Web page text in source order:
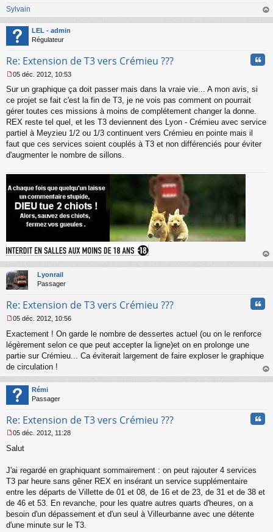
Sylvain
au
LEL - admin
Régulateur
Re: Extension de T3 vers Crémieu ???
e
s
s
a
g
e
n
o
05 déc. 2012, 10:53
Sur un graphique ça doit passer mais dans la vraie vie... A mon avis, si
ce projet se fait c'est la fin de T3, je ne vois pas comment on pourrait
gérer toutes ces missions à moins de complétement changer la donne.
REX reste tel quel, et les T3 deviennent des Lyon - Crémieu avec service
partiel à Meyzieu 1/2 ou 1/3 continuent vers Crémieu en pointe mais il
faut que ces services soient couplés à T3 et non différenciés pour éviter
d'augmenter le nombre de sillons.
au
Lyonrail
Passager
Re: Extension de T3 vers Crémieu ???
e
s
g
n
o
u
05 déc. 2012, 10:56
Exactement ! On garde le nombre de dessertes actuel (ou on le renforce
légèrement selon ce que peut accepter la ligne)et on en prolonge une
partie sur Crémieu... Ca éviterait largement de faire exploser le graphique
de circulation !
au
Rémi
Passager
Re: Extension de T3 vers Crémieu ???
e
s
g
e
n
o
05 déc. 2012, 11:28
Salut
J'ai regardé en graphiquant sommairement : on peut rajouter 4 services
T3 par heure sans gêner REX en insérant un service supplémentaire
entre les départs de Villette de 01 et 08, de 16 et de 23, de 31 et de 38 et
de 46 et 53. En revanche, pour les quatre autres quarts d'heures, on a
besoin d'un dépassement et d'un seul à Villeurbanne avec une détente
d'une minute sur le T3.